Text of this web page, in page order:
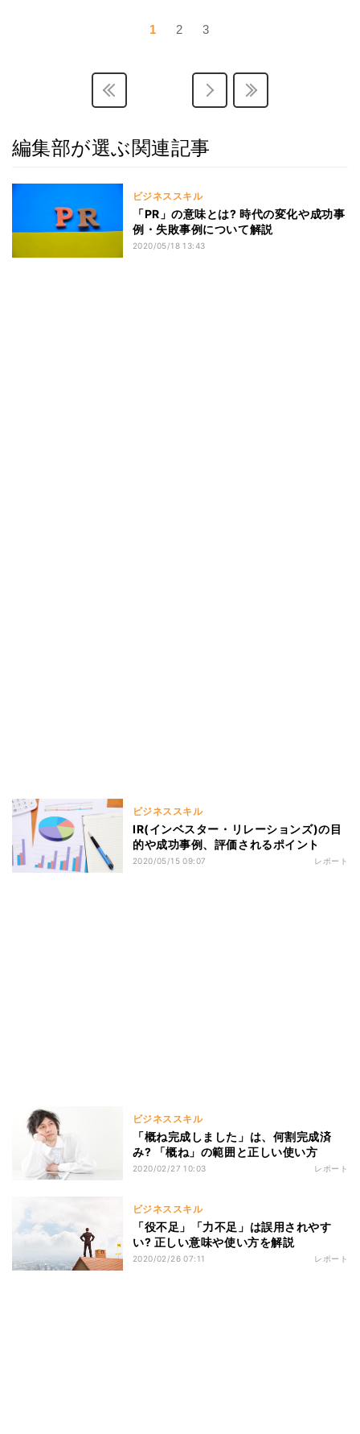
1 2 3
編集部が選ぶ関連記事
ビジネススキル
「PR」の意味とは? 時代の変化や成功事
例・失敗事例について解説
2020/05/18 13:43
ビジネススキル
IR(インベスター・リレーションズ)の目
的や成功事例、評価されるポイント
2020/05/15 09:07 レポート
ビジネススキル
「概ね完成しました」は、何割完成済
み? 「概ね」の範囲と正しい使い方
2020/02/27 10:03 レポート
ビジネススキル
「役不足」「力不足」は誤用されやす
い? 正しい意味や使い方を解説
2020/02/26 07:11 レポート